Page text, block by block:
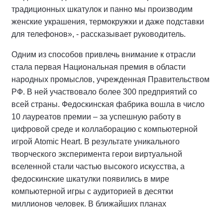
традиционных шкатулок и панно мы производим
женские украшения, термокружки и даже подставки
для телефонов», - рассказывает руководитель.
Одним из способов привлечь внимание к отрасли
стала первая Национальная премия в области
народных промыслов, учрежденная Правительством
РФ. В ней участвовало более 300 предприятий со
всей страны. Федоскинская фабрика вошла в число
10 лауреатов премии – за успешную работу в
цифровой среде и коллаборацию с компьютерной
игрой Atomic Heart. В результате уникального
творческого эксперимента герои виртуальной
вселенной стали частью высокого искусства, а
федоскинские шкатулки появились в мире
компьютерной игры с аудиторией в десятки
миллионов человек. В ближайших планах